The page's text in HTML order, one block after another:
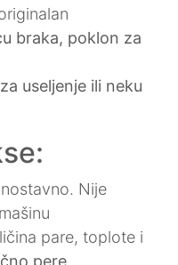
braka, poklon za
useljenje ili neku
Nije
pare, toplote i
pere.